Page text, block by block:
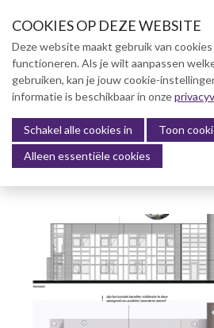
Menu
Over NVBK
NVBK
Kennisbank
Dag van
Magazine
Infra (KM)
ABK-
Boek
COOKIES OP DEZE WEBSITE
Deze website maakt gebruik van
functioneren. Als je wilt aanpassen
gebruiken, kan je jouw cookie-
informatie is beschikbaar in onze
Schakel alle cookies in
Toon
Alleen essentiële cookies